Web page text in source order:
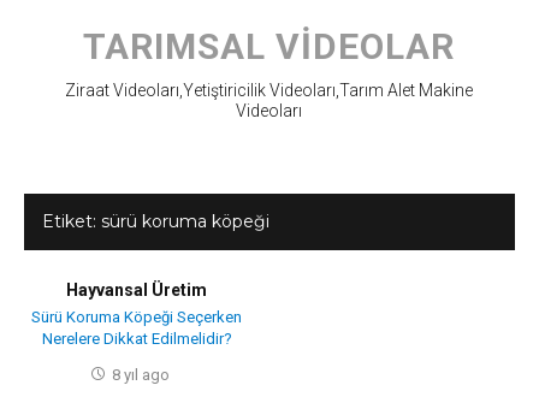
content
TARIMSAL VIDEOLAR
Ziraat Videoları,Yetiştiricilik Videoları,Tarım Alet Makine
Videoları
Etiket: sürü koruma köpeği
Hayvansal Üretim
Sürü Koruma Köpeği Seçerken
Nerelere Dikkat Edilmelidir?
8 yıl ago